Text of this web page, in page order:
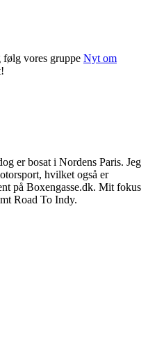
følg vores gruppe Nyt om
er bosat i Nordens Paris. Jeg
hvilket også er
på Boxengasse.dk. Mit fokus
Road To Indy.